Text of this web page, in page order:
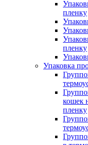
пленку
пленку
Упаковка
кошек
пленку